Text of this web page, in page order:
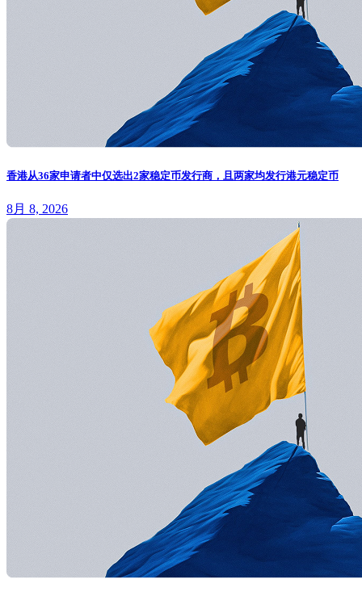
香港从36家申请者中仅选出2家稳定币发行商，且两家均发行港元稳定币
8月 8, 2026